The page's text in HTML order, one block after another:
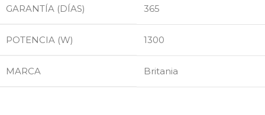
GARANTÍA (DÍAS) 365
POTENCIA (W) 1300
MARCA Britania